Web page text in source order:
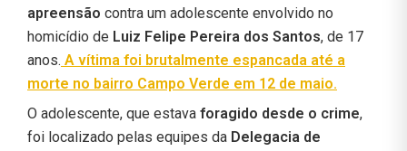
apreensão contra um adolescente envolvido no
homicídio de Luiz Felipe Pereira dos Santos, de 17
anos. A vítima foi brutalmente espancada até a
morte no bairro Campo Verde em 12 de maio.
O adolescente, que estava foragido desde o crime,
foi localizado pelas equipes da Delegacia de